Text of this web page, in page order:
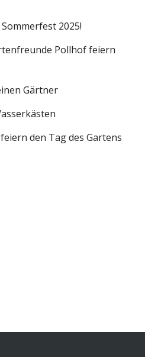
2025!
Pollhof feiern
Gärtner
den Tag des Gartens